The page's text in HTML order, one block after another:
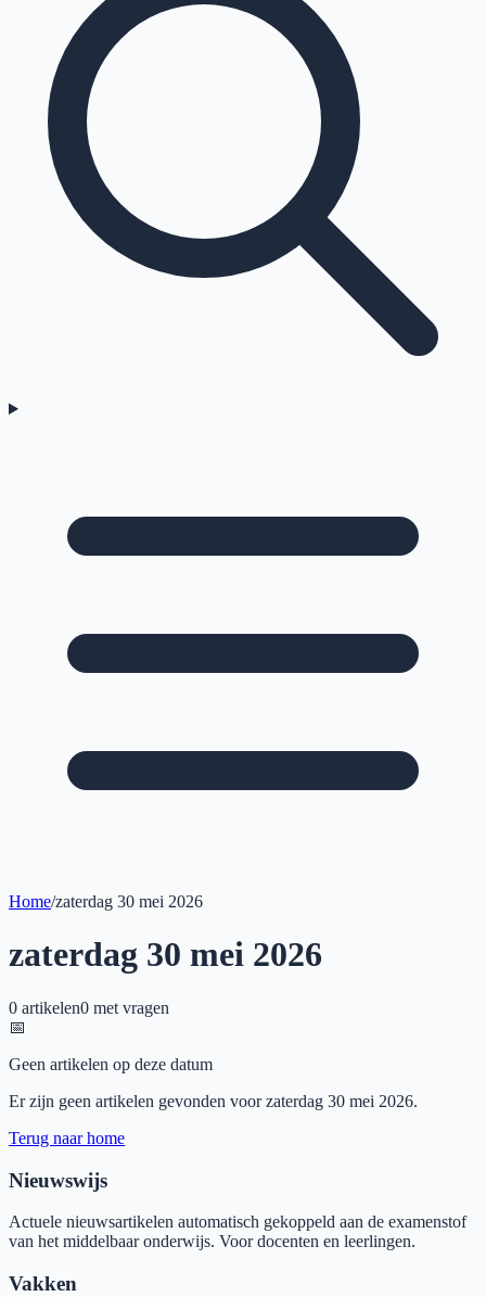
Home/zaterdag 30 mei 2026
zaterdag 30 mei 2026
0 artikelen0 met vragen
📅
Geen artikelen op deze datum
Er zijn geen artikelen gevonden voorzaterdag 30 mei 2026.
Terug naar home
Nieuwswijs
Actuele nieuwsartikelen automatisch gekoppeld aan de examenstof
van het middelbaar onderwijs. Voor docenten en leerlingen.
Vakken